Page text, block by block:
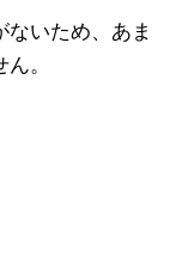
いため、あま
。